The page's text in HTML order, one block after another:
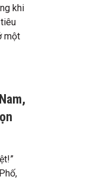
khi
một